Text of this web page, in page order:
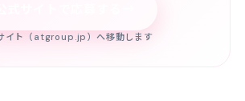
イト（atgroup.jp）へ移動します